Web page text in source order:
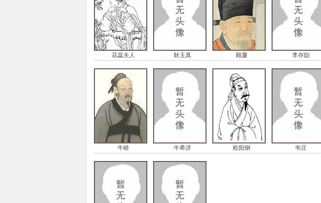
花蕊夫人 耿玉真 顾夐 李存勖
牛峤 牛希济 欧阳炯 韦庄